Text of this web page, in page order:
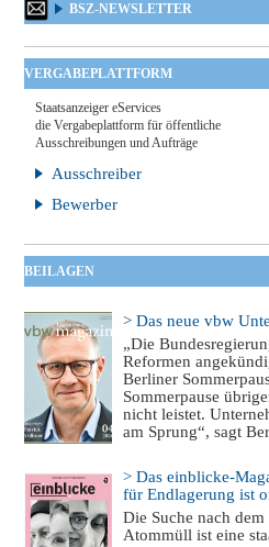
BSZ-NEWSLETTER
VERGABEPLATTFORM
Staatsanzeiger eServices
die Vergabeplattform für öffentliche
Ausschreibungen und Aufträge
Ausschreiber
Bewerber
BEILAGEN
> Das neue vbw
„Die
Reformen
Berliner
Sommerpause
nicht leistet.
am Sprung“, sagt
> Das einblicke-
für Endlagerung ist
Die Suche nach
Atommüll ist eine